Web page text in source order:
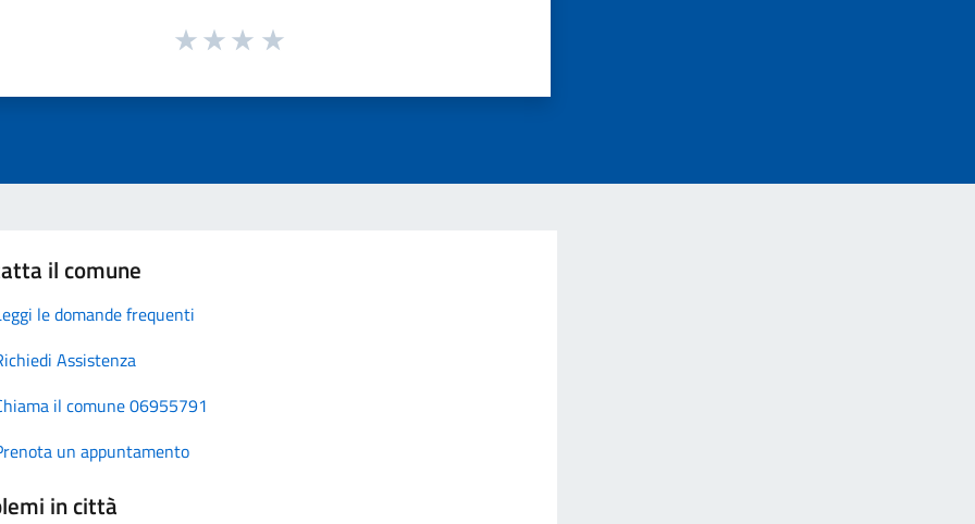
il comune
le domande frequenti
Assistenza
il comune 06955791
un appuntamento
in città